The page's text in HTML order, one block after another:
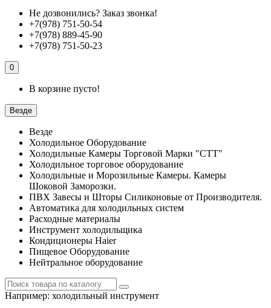
Не дозвонились? Заказ звонка!
+7(978) 751-50-54
+7(978) 889-45-90
+7(978) 751-50-23
0
В корзине пусто!
Везде
Везде
Холодильное Оборудование
Холодильные Камеры Торговой Марки "СТТ"
Холодильное торговое оборудование
Холодильные и Морозильные Камеры. Камеры
Шоковой Заморозки.
ПВХ Завесы и Шторы Силиконовые от Производителя.
Автоматика для холодильных систем
Расходные материалы
Инструмент холодильщика
Кондиционеры Haier
Пищевое Оборудование
Нейтральное оборудование
Например: холодильный инструмент